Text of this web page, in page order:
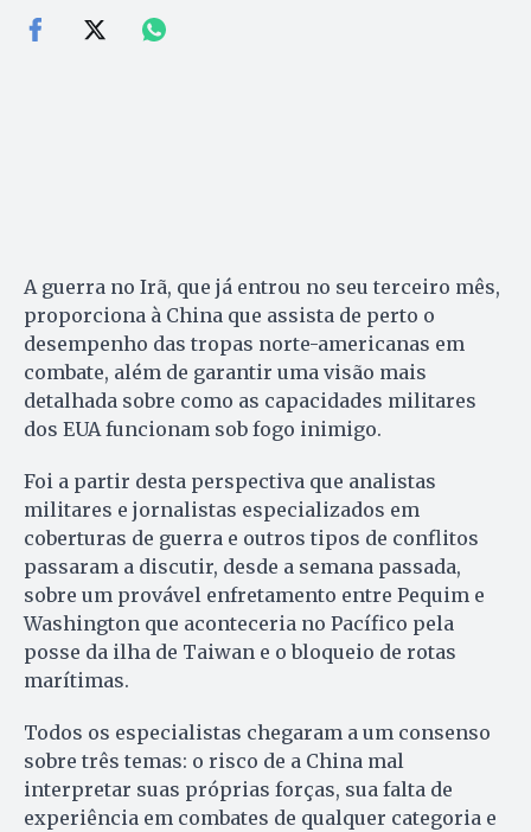
A guerra no Irã, que já entrou no seu terceiro mês,
proporciona à China que assista de perto o
desempenho das tropas norte-americanas em
combate, além de garantir uma visão mais
detalhada sobre como as capacidades militares
dos EUA funcionam sob fogo inimigo.
Foi a partir desta perspectiva que analistas
militares e jornalistas especializados em
coberturas de guerra e outros tipos de conflitos
passaram a discutir, desde a semana passada,
sobre um provável enfretamento entre Pequim e
Washington que aconteceria no Pacífico pela
posse da ilha de Taiwan e o bloqueio de rotas
marítimas.
Todos os especialistas chegaram a um consenso
sobre três temas: o risco de a China mal
interpretar suas próprias forças, sua falta de
experiência em combates de qualquer categoria e